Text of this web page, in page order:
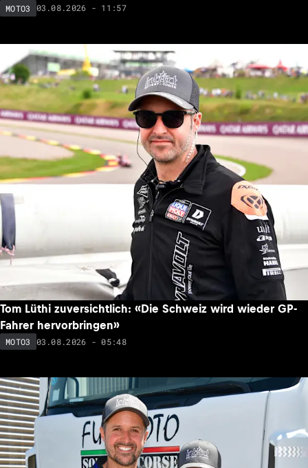
MOTO3 03.08.2026 - 11:57
Tom Lüthi zuversichtlich: «Die Schweiz wird wieder GP-
Fahrer hervorbringen»
MOTO3 03.08.2026 - 05:48